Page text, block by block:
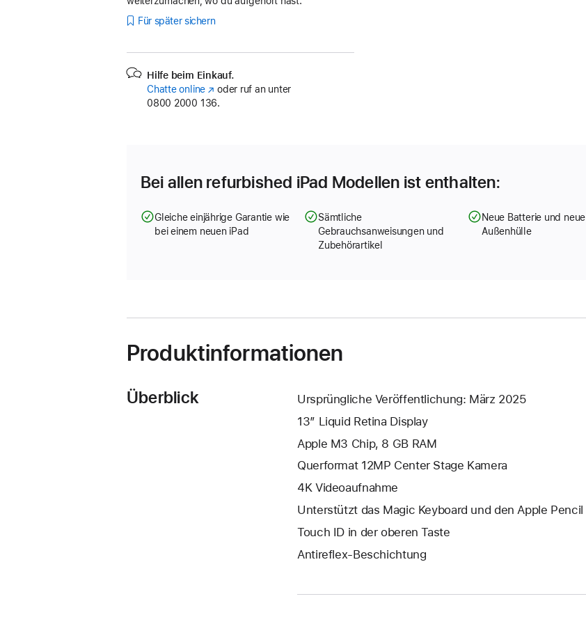
Für später sichern
Hilfe beim Einkauf.
Chatte online (Öffnet
ein
oder ruf an unter
0800 2000 136.
Bei allen refurbished iPad Modellen ist enthalten:
Gleiche einjährige Garantie wie
bei einem neuen iPad
Sämtliche
Gebrauchsanweisungen und
Zubehörartikel
Neue Batterie und neue
Außenhülle
Produktinformationen
Überblick
Ursprüngliche Veröffentlichung: März 2025
13” Liquid Retina Display
Apple M3 Chip, 8 GB RAM
Querformat 12MP Center Stage Kamera
4K Video­aufnahme
Unterstützt das Magic Keyboard und den Apple Pencil
Touch ID in der oberen Taste
Antireflex-Beschichtung